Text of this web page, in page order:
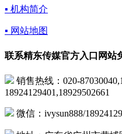
▪ 机构简介
▪ 网站地图
联系精东传媒官方入口网站
销售热线：020-
18924129401,18929502661
微信：ivysun888/